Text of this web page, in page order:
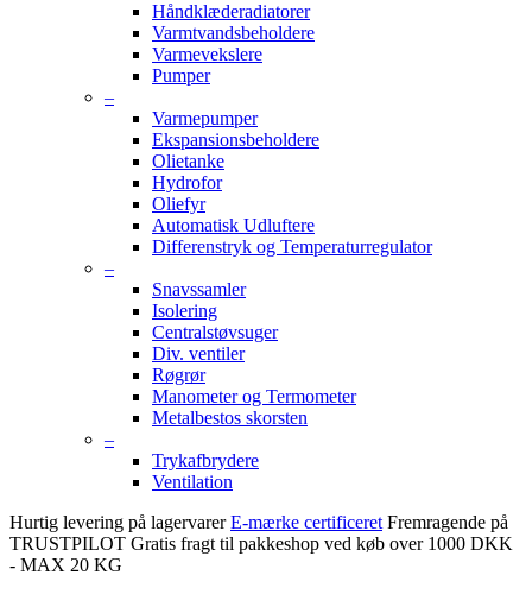
Håndklæderadiatorer
Varmtvandsbeholdere
Varmevekslere
Pumper
–
Varmepumper
Ekspansionsbeholdere
Olietanke
Hydrofor
Oliefyr
Automatisk Udluftere
Differenstryk og Temperaturregulator
–
Snavssamler
Isolering
Centralstøvsuger
Div. ventiler
Røgrør
Manometer og Termometer
Metalbestos skorsten
–
Trykafbrydere
Ventilation
Hurtig levering på lagervarer E-mærke certificeret Fremragende på
TRUSTPILOT Gratis fragt til pakkeshop ved køb over 1000 DKK
- MAX 20 KG